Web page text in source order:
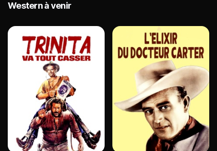
Western à venir